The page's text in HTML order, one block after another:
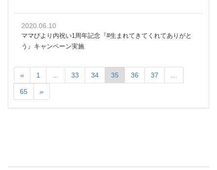
2020.06.10
ママびより内祝い1周年記念『#生まれてきてくれてありがと
う』キャンペーン実施
« 1 33 34 35 36 37
65 »